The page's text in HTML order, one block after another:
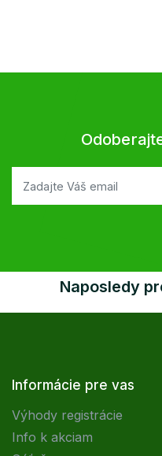
Naposledy
Informácie pre vas
Výhody registrácie
Info k akciam